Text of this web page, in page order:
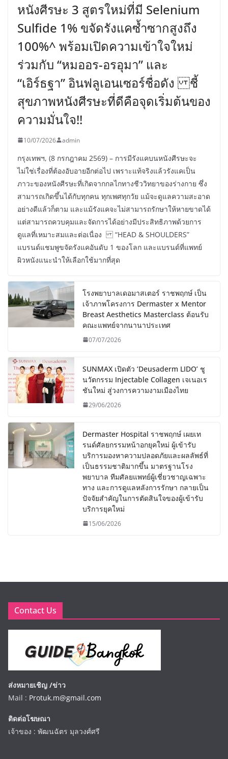
หนังศีรษะ 3 สูตรใหม่ที่มี Selenium
Sulfide 1% ขจัดรังแคซ้ำซากสูงถึง
100%^ พร้อมเปิดความเข้าใจใหม่
ร่วมกับ “หมออร-อรอุมา” และ
“เอิร์ธฐา” อินฟลูเอนเซอร์ชื่อดัง ชี้
สุขภาพหนังศีรษะที่ดีคือจุดเริ่มต้นของ
ความมั่นใจ!!
10/07/2026 admin
กรุงเทพฯ, (8 กรกฎาคม 2569) – การมีรังแคบนหนังศีรษะจะ
ไม่ใช่เรื่องที่ต้องอับอายอีกต่อไป เพราะแท้จริงแล้วรังแคเป็น
ภาวะของหนังศีรษะที่เกิดจากกลไกทางชีววิทยาของร่างกาย ซึ่ง
สามารถเกิดขึ้นได้กับทุกคน ทุกเพศทุกวัย แม้จะดูแลความสะอาด
อย่างดีแล้วก็ตาม และแม้รังแคจะไม่สามารถรักษาให้หายขาดได้
แต่สามารถควบคุมและจัดการได้อย่างมีประสิทธิภาพด้วยการ
ดูแลที่เหมาะสมและต่อเนื่อง “HEAD & SHOULDERS”
แบรนด์แชมพูขจัดรังแคอันดับ 1 ของโลก และแบรนด์ที่แพทย์
ผิวหนังแนะนำให้เลือกใช้มากที่สุด
โรงพยาบาลเดอมาสเตอร์ ราชพฤกษ์ เป็น
เจ้าภาพโครงการ Dermaster x Mentor
Breast Aesthetics Masterclass ต้อนรับ
คณะแพทย์จากนานาประเทศ
07/07/2026
SUNMAX เปิดตัว ‘Deusaderm LIDO’ ชู
นวัตกรรม Injectable Collagen เจเนอเร
ชันใหม่ สู่วงการความงามเมืองไทย
29/06/2026
Dermaster Hospital ราชพฤกษ์ เผยเท
รนด์ศัลยกรรมหน้าอกยุคใหม่ ผู้เข้ารับ
บริการมองหาความปลอดภัยและผลลัพธ์ที่
เป็นธรรมชาติมากขึ้น มาตรฐานโรง
พยาบาล ทีมศัลยแพทย์ผู้เชี่ยวชาญเฉพาะ
ทาง และการดูแลหลังการรักษา กลายเป็น
ปัจจัยสำคัญในการตัดสินใจของผู้เข้ารับ
บริการยุคใหม่
15/06/2026
Contact Us
ส่งหมายเชิญ /ข่าว
Mail : Protuk.m@gmail.com
ติดต่อโฆษณา
เจ้าของ : พัฒนฉัตร มุลวงศ์ศรี